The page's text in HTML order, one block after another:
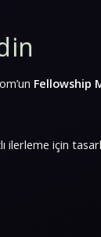
Fellowship
ilerleme için